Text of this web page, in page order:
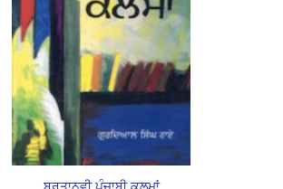
ਬਰਤਾਨਵੀ ਪੰਜਾਬੀ ਕਲਮਾਂ